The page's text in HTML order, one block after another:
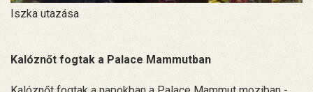
Iszka utazása
Kalóznőt fogtak a Palace Mammutban